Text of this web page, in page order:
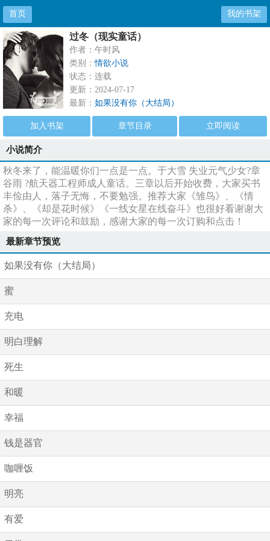
首页 我的书架
过冬（现实童话）
作者：午时风
类别：情欲小说
状态：连载
更新：2024-07-17
最新： 如果没有你（大结局）
加入书架 章节目录 立即阅读
小说简介
秋冬来了，能温暖你们一点是一点。于大雪 失业元气少女?章
谷雨 ?航天器工程师成人童话。三章以后开始收费，大家买书
丰俭由人，落子无悔，不要勉强。推荐大家《雏鸟》、《情
杀》、《却是花时候》《一线女星在线奋斗》也很好看谢谢大
家的每一次评论和鼓励，感谢大家的每一次订购和点击！
最新章节预览
如果没有你（大结局）
蜜
充电
明白理解
死生
和暖
幸福
钱是器官
咖喱饭
明亮
有爱